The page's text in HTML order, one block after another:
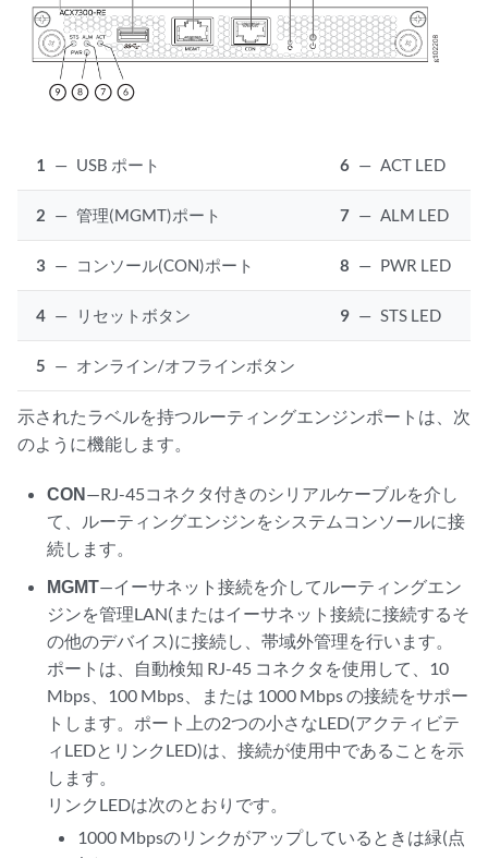
1 — USB ポート 6 — ACT LED
2 — 管理(MGMT)ポート 7 — ALM LED
3 — コンソール(CON)ポート 8 — PWR LED
4 — リセットボタン 9 — STS LED
5 — オンライン/オフラインボタン
示されたラベルを持つルーティングエンジンポートは、次
のように機能します。
CON—RJ-45コネクタ付きのシリアルケーブルを介し
て、ルーティングエンジンをシステムコンソールに接
続します。
MGMT—イーサネット接続を介してルーティングエン
ジンを管理LAN(またはイーサネット接続に接続するそ
の他のデバイス)に接続し、帯域外管理を行います。
ポートは、自動検知 RJ-45 コネクタを使用して、10
Mbps、100 Mbps、または 1000 Mbps の接続をサポー
トします。ポート上の2つの小さなLED(アクティビテ
ィLEDとリンクLED)は、接続が使用中であることを示
します。
リンクLEDは次のとおりです。
1000 Mbpsのリンクがアップしているときは緑(点